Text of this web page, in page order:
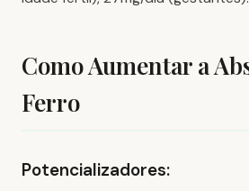
Como Aumentar a
Ferro
Potencializadores: